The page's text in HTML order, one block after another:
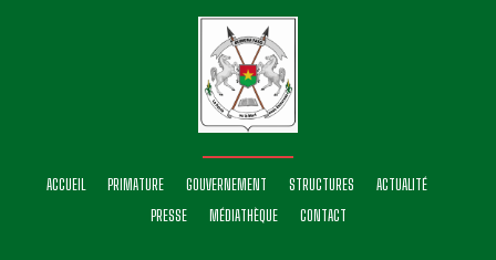
ACCUEIL PRIMATURE GOUVERNEMENT STRUCTURES
ACTUALITÉ
PRESSE
MÉDIATHÈQUE CONTACT